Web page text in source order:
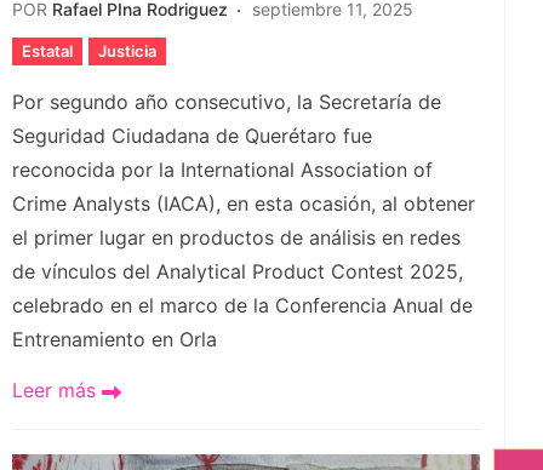
POR Rafael PIna Rodriguez septiembre 11, 2025
Estatal Justicia
Por segundo año consecutivo, la Secretaría de
Seguridad Ciudadana de Querétaro fue
reconocida por la International Association of
Crime Analysts (IACA), en esta ocasión, al obtener
el primer lugar en productos de análisis en redes
de vínculos del Analytical Product Contest 2025,
celebrado en el marco de la Conferencia Anual de
Entrenamiento en Orla
Leer más